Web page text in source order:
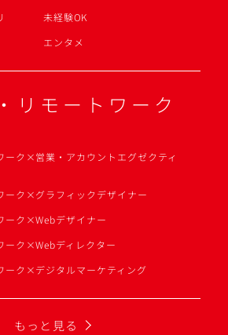
未経験OK
エンタメ
リモートワーク
ーク×営業・アカウントエグゼクティ
ーク×グラフィックデザイナー
ーク×Webデザイナー
ーク×Webディレクター
ーク×デジタルマーケティング
もっと見る